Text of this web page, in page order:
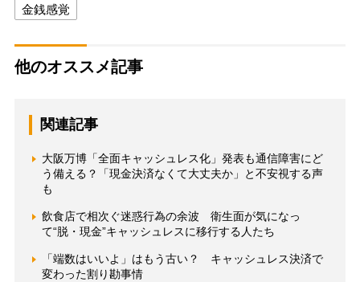
金銭感覚
他のオススメ記事
関連記事
大阪万博「全面キャッシュレス化」発表も通信障害にど
う備える？「現金決済なくて大丈夫か」と不安視する声
も
飲食店で相次ぐ迷惑行為の余波 衛生面が気になっ
て“脱・現金”キャッシュレスに移行する人たち
「端数はいいよ」はもう古い？ キャッシュレス決済で
変わった割り勘事情